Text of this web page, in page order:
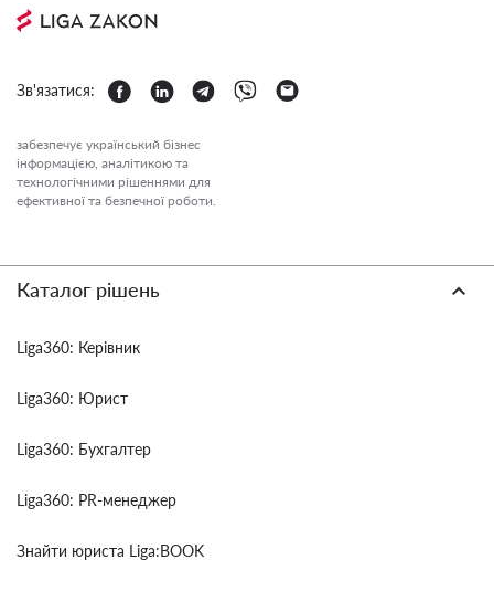
Зв'язатися:
забезпечує український бізнес
інформацією, аналітикою та
технологічними рішеннями для
ефективної та безпечної роботи.
Каталог рішень
Liga360: Керівник
Liga360: Юрист
Liga360: Бухгалтер
Liga360: PR-менеджер
Знайти юриста Liga:BOOK